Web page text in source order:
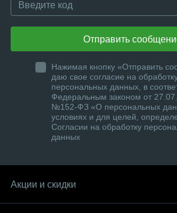
Отправить
Нажимая кнопку «Отправить
даю свое согласие на
персональных данных, в
Федеральным законом от
№152-ФЗ «О персональных
условиях и для целей,
Согласии на обработку
данных
Акции и скидки